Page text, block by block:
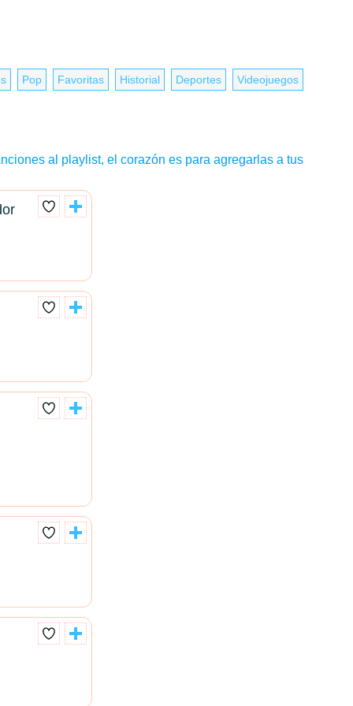
Pop Favoritas Historial Deportes Videojuegos
al playlist, el corazón es para agregarlas a tus